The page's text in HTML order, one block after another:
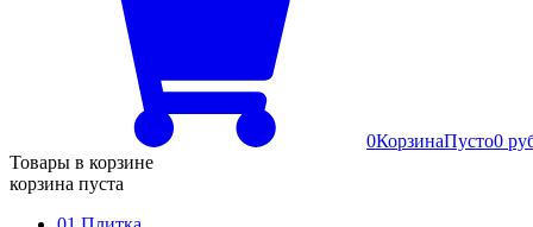
0КорзинаПусто0
Товары в корзине
корзина пуста